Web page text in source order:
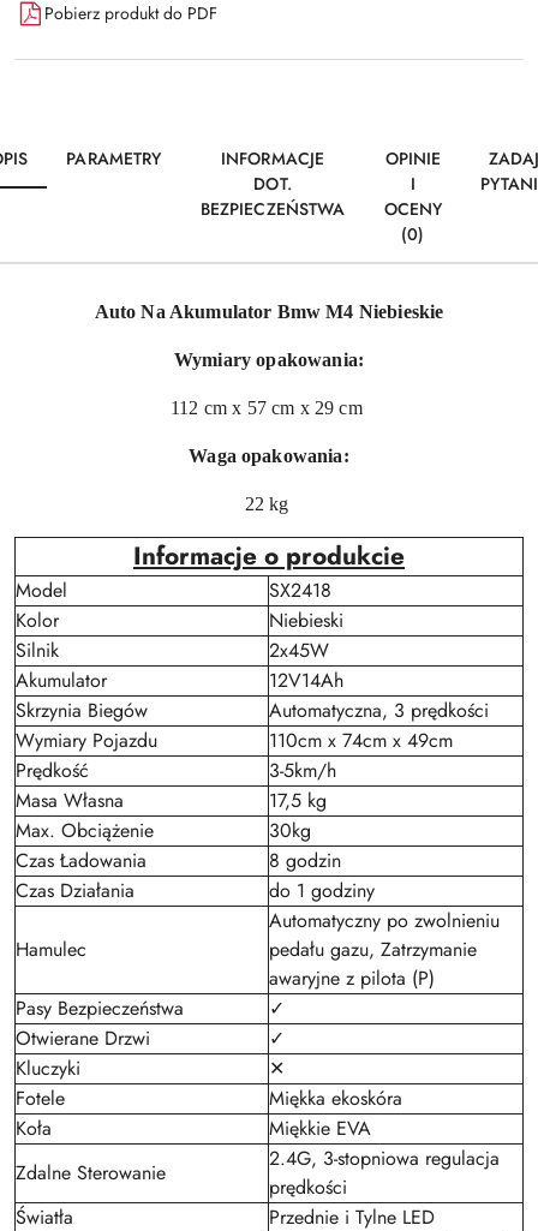
Pobierz produkt do PDF
PARAMETRY
INFORMACJE
DOT.
BEZPIECZEŃSTWA
OPINIE
I
OCENY
(0)
Auto Na Akumulator Bmw M4 Niebieskie
Wymiary opakowania:
112 cm x 57 cm x 29 cm
Waga opakowania:
22 kg
Informacje o produkcie
Model
SX2418
Kolor
Niebieski
Silnik
2x45W
Akumulator
12V14Ah
Skrzynia Biegów
Automatyczna, 3 prędkości
Wymiary Pojazdu
110cm x 74cm x 49cm
Prędkość
3-5km/h
Masa Własna
17,5 kg
Max. Obciążenie
30kg
Czas Ładowania
8 godzin
Czas Działania
do 1 godziny
Hamulec
Automatyczny po zwolnieniu
pedału gazu, Zatrzymanie
awaryjne z pilota (P)
Pasy Bezpieczeństwa
✓
Otwierane Drzwi
✓
Kluczyki
✕
Fotele
Miękka ekoskóra
Koła
Miękkie EVA
Zdalne Sterowanie
2.4G, 3-stopniowa regulacja
prędkości
Światła
Przednie i Tylne LED